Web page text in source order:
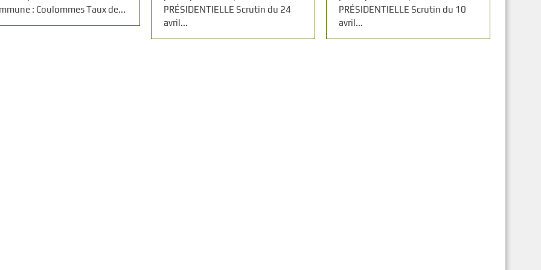
: Coulommes Taux de...
PRÉSIDENTIELLE Scrutin du 24
avril...
PRÉSIDENTIELLE Scrutin du 10
avril...